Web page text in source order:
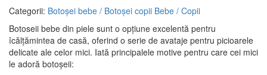
Categorii: Botoșei bebe / Botoșei copii Bebe / Copii
Botoseii bebe din piele sunt o opțiune excelentă pentru
îcălțămintea de casă, oferind o serie de avataje pentru picioarele
delicate ale celor mici. Iată principalele motive pentru care cei mici
le adoră botoșeii: